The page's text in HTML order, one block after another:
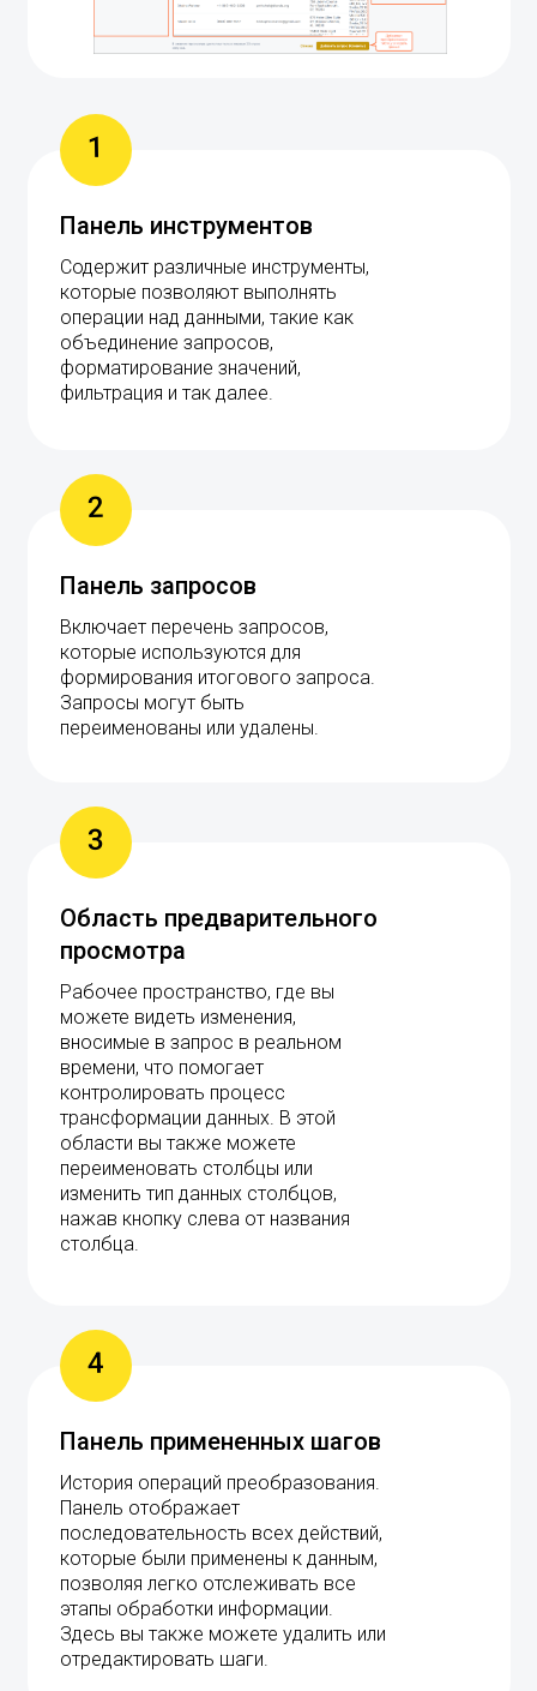
Панель инструментов
Панель запросов
Содержит различные инструменты,
которые позволяют выполнять
операции над данными, такие как
объединение запросов,
форматирование значений,
фильтрация и так далее.
1
2
Включает перечень запросов,
которые используются для
формирования итогового запроса.
Запросы могут быть
переименованы или удалены.
Область предварительного
просмотра
Панель примененных шагов
Рабочее пространство, где вы
можете видеть изменения,
вносимые в запрос в реальном
времени, что помогает
контролировать процесс
трансформации данных. В этой
области вы также можете
переименовать столбцы или
изменить тип данных столбцов,
нажав кнопку слева от названия
столбца.
3
4
История операций преобразования.
Панель отображает
последовательность всех действий,
которые были применены к данным,
позволяя легко отслеживать все
этапы обработки информации.
Здесь вы также можете удалить или
отредактировать шаги.